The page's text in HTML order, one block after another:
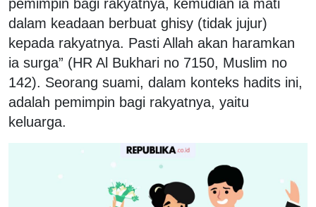
pemimpin bagi rakyatnya, kemudian ia mati
dalam keadaan berbuat ghisy (tidak jujur)
kepada rakyatnya. Pasti Allah akan haramkan
ia surga” (HR Al Bukhari no 7150, Muslim no
142). Seorang suami, dalam konteks hadits ini,
adalah pemimpin bagi rakyatnya, yaitu
keluarga.